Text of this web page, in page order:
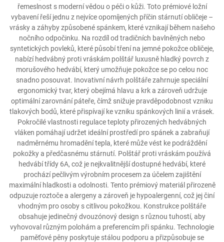
řemeslnost s moderní vědou o péči o kůži. Toto prémiové ložní
vybavení řeší jednu z nejvíce opomíjených příčin stárnutí obličeje –
vrásky a záhyby způsobené spánkem, které vznikají během našeho
nočního odpočinku. Na rozdíl od tradičních bavlněných nebo
syntetických povleků, které působí tření na jemné pokožce obličeje,
nabízí hedvábný proti vráskám polštář luxusně hladký povrch z
morušového hedvábí, který umožňuje pokožce se po celou noc
snadno posouvat. Inovativní návrh polštáře zahrnuje speciální
ergonomický tvar, který obejímá hlavu a krk a zároveň udržuje
optimální zarovnání páteře, čímž snižuje pravděpodobnost vzniku
tlakových bodů, které přispívají ke vzniku spánkových linií a vrásek.
Pokročilé vlastnosti regulace teploty přirozených hedvábných
vláken pomáhají udržet ideální prostředí pro spánek a zabraňují
nadměrnému hromadění tepla, které může vést ke podráždění
pokožky a předčasnému stárnutí. Polštář proti vráskám používá
hedvábí třídy 6A, což je nejkvalitnější dostupné hedvábí, které
prochází pečlivým výrobním procesem za účelem zajištění
maximální hladkosti a odolnosti. Tento prémiový materiál přirozeně
odpuzuje roztoče a alergeny a zároveň je hypoalergenní, což jej činí
vhodným pro osoby s citlivou pokožkou. Konstrukce polštáře
obsahuje jedinečný dvouzónový design s různou tuhostí, aby
vyhovoval různým polohám a preferencím při spánku. Technologie
paměťové pěny poskytuje stálou podporu a přizpůsobuje se